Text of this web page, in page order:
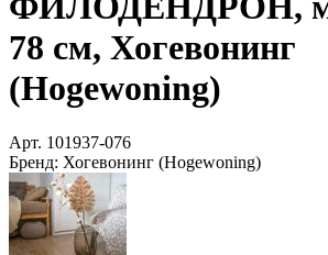
78 см, Хогевонинг
(Hogewoning)
Арт. 101937-076
Бренд: Хогевонинг (Hogewoning)